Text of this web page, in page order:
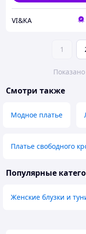
VI&KA
1
Смотри также
Модное платье
Платье свободного
Популярные
Женские блузки и